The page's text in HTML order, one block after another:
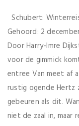
Schubert:
Gehoord: 2
Door Harry-Imre
voor de gimmick
entree Van meet af
rustig ogende Hertz
gebeuren als dit.
niet de zaal in, maar